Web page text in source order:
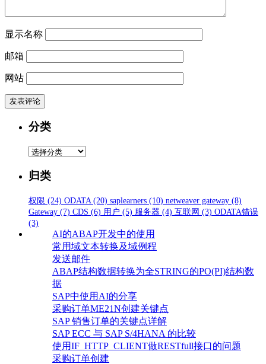
显示名称
邮箱
网站
分类
分
归类
权限 (24) ODATA (20) saplearners (10) netweaver gateway (8)
Gateway (7) CDS (6) 用户 (5) 服务器 (4) 互联网 (3) ODATA错误
(3)
AI的ABAP开发中的使用
常用域文本转换及域例程
发送邮件
ABAP结构数据转换为全STRING的PO(PI)结构数
据
SAP中使用AI的分享
采购订单ME21N创建关键点
SAP 销售订单的关键点详解
SAP ECC 与 SAP S/4HANA 的比较
使用IF_HTTP_CLIENT做RESTfull接口的问题
采购订单创建